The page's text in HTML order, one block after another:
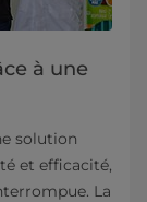
à une
solution
et efficacité,
La